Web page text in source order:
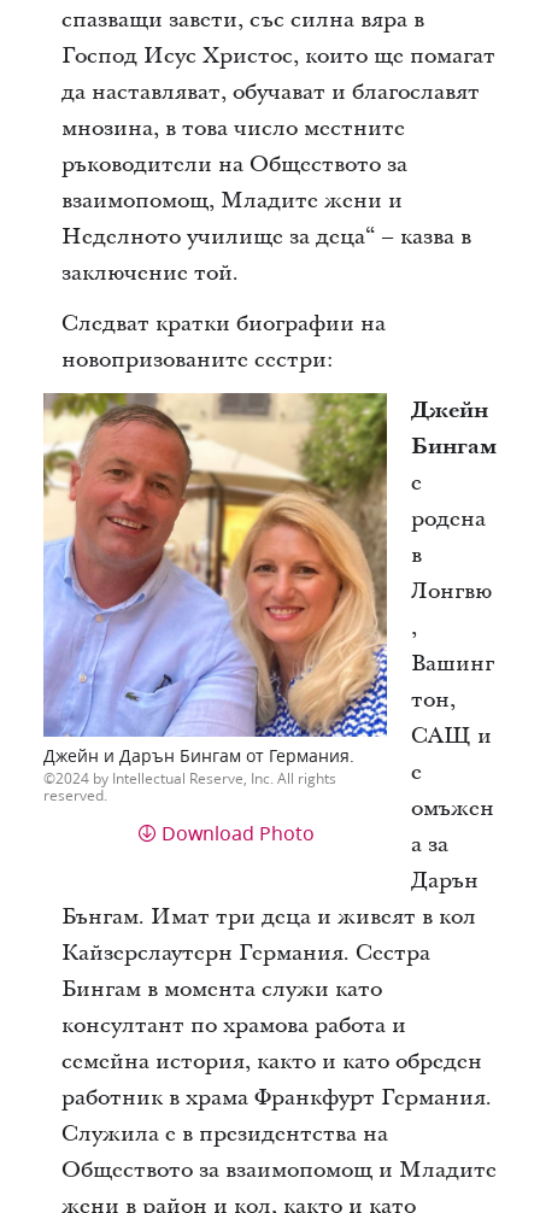
спазващи завети, със силна вяра в
Господ Исус Христос, които ще помагат
да наставляват, обучават и благославят
мнозина, в това число местните
ръководители на Обществото за
взаимопомощ, Младите жени и
Неделното училище за деца“ – казва в
заключение той.
Следват кратки биографии на
новопризованите сестри:
Джейн и Дарън Бингам от Германия.
2024 by Intellectual Reserve, Inc. All rights
reserved.
Download Photo
Джейн
Бингам
е
родена
в
Лонгвю
,
Вашинг
тон,
САЩ и
е
омъжен
а за
Дарън
Бънгам. Имат три деца и живеят в кол
Кайзерслаутерн Германия. Сестра
Бингам в момента служи като
консултант по храмова работа и
семейна история, както и като обреден
работник в храма Франкфурт Германия.
Служила е в президентства на
Обществото за взаимопомощ и Младите
жени в район и кол, както и като